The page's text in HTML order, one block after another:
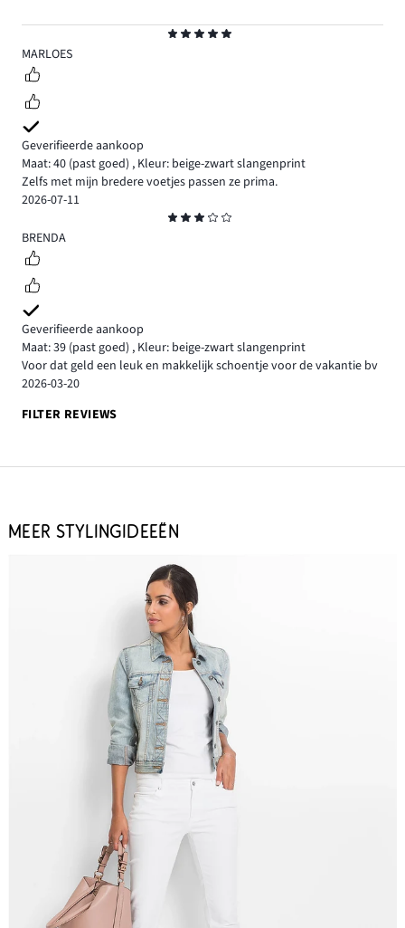
5
MARLOES
Geverifieerde aankoop
Maat: 40 (past goed) , Kleur: beige-zwart slangenprint
Zelfs met mijn bredere voetjes passen ze prima.
2026-07-11
3
BRENDA
Geverifieerde aankoop
Maat: 39 (past goed) , Kleur: beige-zwart slangenprint
Voor dat geld een leuk en makkelijk schoentje voor de vakantie bv
2026-03-20
FILTER REVIEWS
MEER STYLINGIDEEËN